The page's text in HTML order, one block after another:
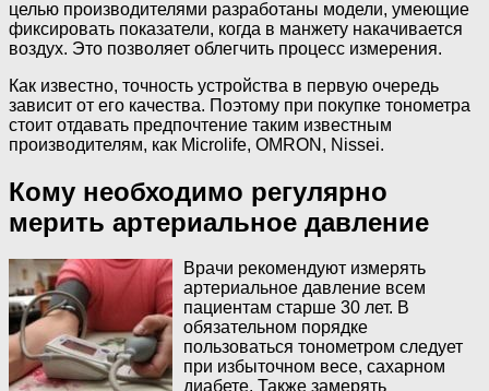
целью производителями разработаны модели, умеющие
фиксировать показатели, когда в манжету накачивается
воздух. Это позволяет облегчить процесс измерения.
Как известно, точность устройства в первую очередь
зависит от его качества. Поэтому при покупке тонометра
стоит отдавать предпочтение таким известным
производителям, как Microlife, OMRON, Nissei.
Кому необходимо регулярно
мерить артериальное давление
Врачи рекомендуют измерять
артериальное давление всем
пациентам старше 30 лет. В
обязательном порядке
пользоваться тонометром следует
при избыточном весе, сахарном
диабете. Также замерять